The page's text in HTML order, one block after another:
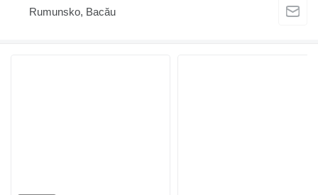
Rumunsko, Bacău